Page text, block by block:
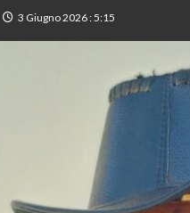
3 Giugno 2026 : 5:15